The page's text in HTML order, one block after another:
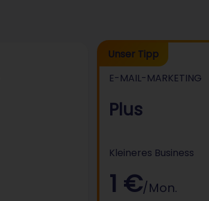
Unser Tipp
E-MAIL-MARKETING
Plus
Kleineres Business
1 €/Mon.